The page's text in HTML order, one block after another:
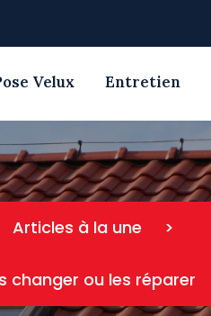
Velux Entretien
Articles à la une >
changer ou les réparer